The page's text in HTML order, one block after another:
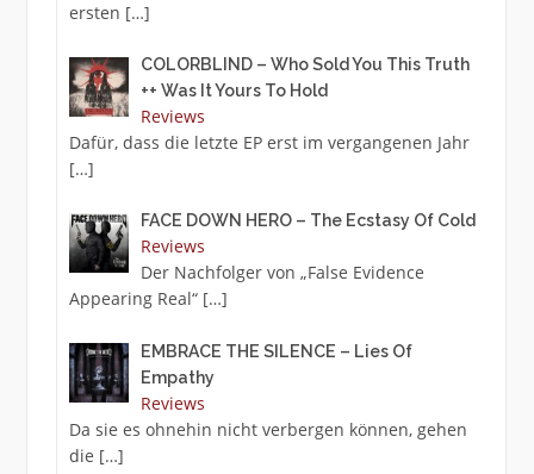
ersten […]
COLORBLIND – Who Sold You This Truth
++ Was It Yours To Hold
Reviews
Dafür, dass die letzte EP erst im vergangenen Jahr
[…]
FACE DOWN HERO – The Ecstasy Of Cold
Reviews
Der Nachfolger von „False Evidence
Appearing Real“ […]
EMBRACE THE SILENCE – Lies Of
Empathy
Reviews
Da sie es ohnehin nicht verbergen können, gehen
die […]